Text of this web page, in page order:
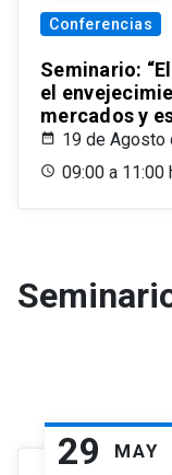
Conferencias
Seminario:
el
mercados y
19 de Agosto
09:00 a 11:00
29 MAY